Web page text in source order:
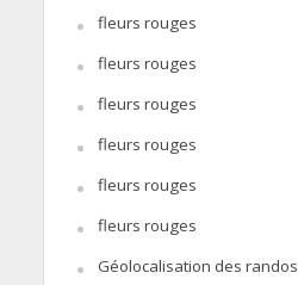
fleurs rouges
fleurs rouges
fleurs rouges
fleurs rouges
fleurs rouges
fleurs rouges
Géolocalisation des randos